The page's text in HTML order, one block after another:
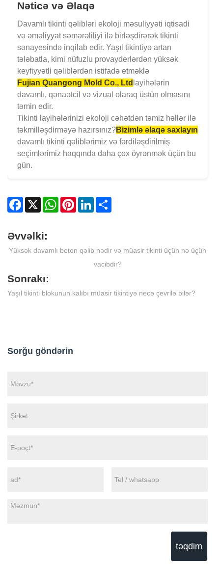
Nəticə və Əlaqə
Davamlı tikinti qəlibləri ekoloji məsuliyyəti iqtisadi
və əməliyyat səmərəliliyi ilə birləşdirərək tikinti
sənayesində inqilab edir. Yaşıl tikintiyə artan
tələbatla, kimi nüfuzlu provayderlərdən yüksək
keyfiyyətli qəliblərdən istifadə etməklə
Fujian Quangong Mold Co., Ltd layihələrin
davamlı, qənaətcil və vizual olaraq üstün olmasını
təmin edir.
Tikinti layihələrinizi ekoloji cəhətdən təmiz həllər ilə
təkmilləşdirməyə hazırsınız?Bizimlə əlaqə saxlayın
davamlı tikinti qəliblərimiz və fərdiləşdirilmiş
seçimlərimiz haqqında daha çox öyrənmək üçün bu
gün.
Facebook
X WhatsAppPinterestLinkedIn
Əvvəlki:
Yüksək davamlı beton qəlib nədir və müasir tikinti üçün nə üçün
vacibdir?
Sonrakı:
Yaşıl tikinti blokunun kalıbı müasir tikintiyə necə çevrilə bilər?
Sorğu göndərin
təqdim